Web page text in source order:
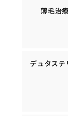
薄毛治
デュタス